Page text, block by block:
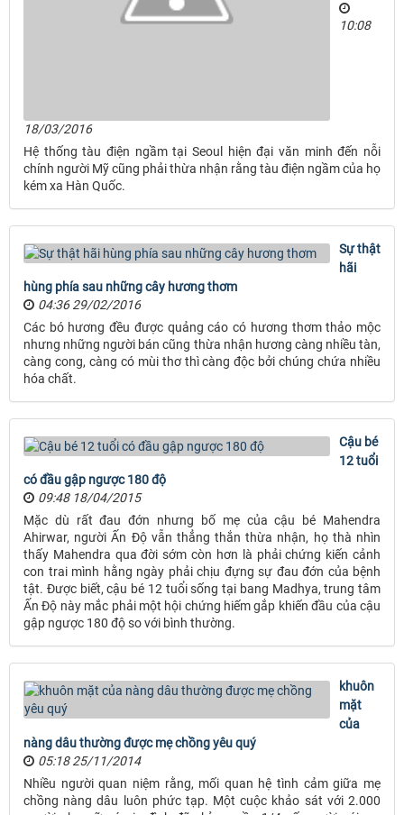
10:08
18/03/2016
Hệ thống tàu điện ngầm tại Seoul hiện đại văn minh đến nỗi
chính người Mỹ cũng phải thừa nhận rằng tàu điện ngầm của họ
kém xa Hàn Quốc.
Sự thật
hãi
hùng phía sau những cây hương thơm
04:36 29/02/2016
Các bó hương đều được quảng cáo có hương thơm thảo mộc
nhưng những người bán cũng thừa nhận hương càng nhiều tàn,
càng cong, càng có mùi thơ thì càng độc bởi chúng chứa nhiều
hóa chất.
Cậu bé
12 tuổi
có đầu gập ngược 180 độ
09:48 18/04/2015
Mặc dù rất đau đớn nhưng bố mẹ của cậu bé Mahendra
Ahirwar, người Ấn Độ vẫn thẳng thắn thừa nhận, họ thà nhìn
thấy Mahendra qua đời sớm còn hơn là phải chứng kiến cảnh
con trai mình hằng ngày phải chịu đựng sự đau đớn của bệnh
tật. Được biết, cậu bé 12 tuổi sống tại bang Madhya, trung tâm
Ấn Độ này mắc phải một hội chứng hiếm gắp khiến đầu của cậu
gập ngược 180 độ so với bình thường.
khuôn
mặt
của
nàng dâu thường được mẹ chồng yêu quý
05:18 25/11/2014
Nhiều người quan niệm rằng, mối quan hệ tình cảm giữa mẹ
chồng nàng dâu luôn phức tạp. Một cuộc khảo sát với 2.000